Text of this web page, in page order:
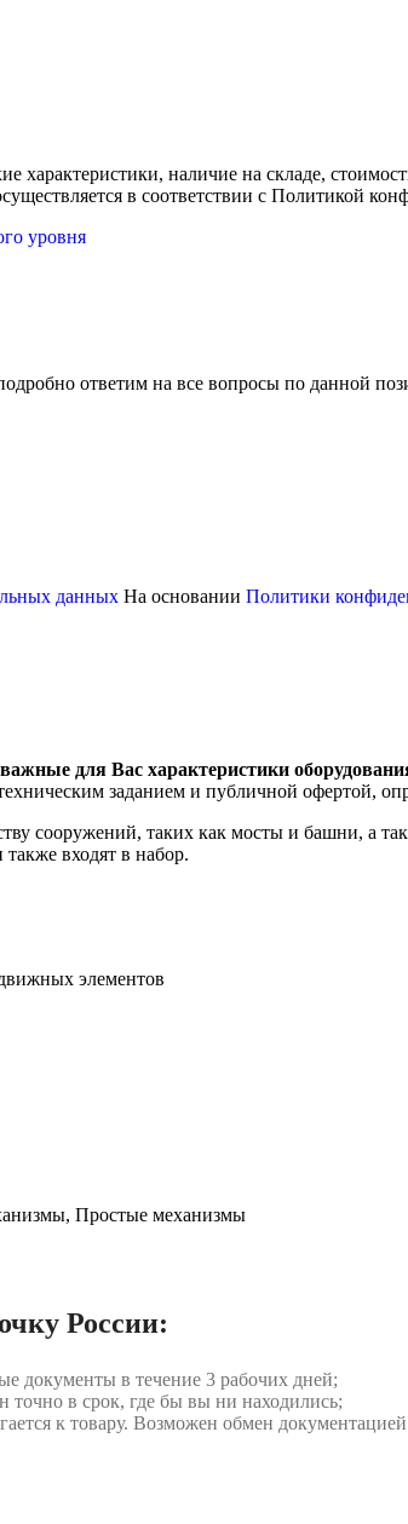
характеристики, наличие на складе,
в соответствии с Политикой
уровня
ответим на все вопросы по данной
данных На основании Политики
для Вас характеристики
заданием и публичной офертой,
сооружений, таких как мосты и башни, а
входят в набор.
элементов
Простые механизмы
России:
документы в течение 3 рабочих дней;
точно в срок, где бы вы ни находились;
к товару. Возможен обмен